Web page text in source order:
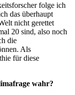
folge ich
das überhaupt
nicht gerettet
20 sind, also noch
die
Als
für diese
wahr?